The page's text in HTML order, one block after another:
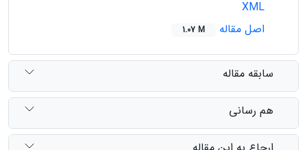
اصل مقاله
1.07 M
سابقه مقاله
هم رسانی